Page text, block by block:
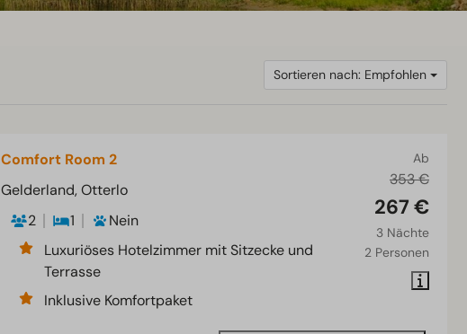
Sortieren nach: Empfohlen
Ab
353 €
267 €
3 Nächte
2 Personen
Comfort Room 2
Gelderland, Otterlo
2
1
Nein
Luxuriöses Hotelzimmer mit Sitzecke und
Terrasse
Inklusive Komfortpaket